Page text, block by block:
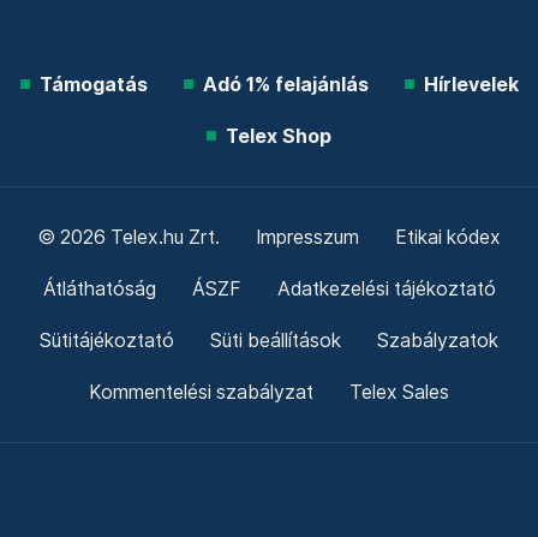
Támogatás Adó 1% felajánlás Hírlevelek
Telex Shop
© 2026 Telex.hu Zrt. Impresszum Etikai kódex
Átláthatóság ÁSZF Adatkezelési tájékoztató
Sütitájékoztató Süti beállítások Szabályzatok
Kommentelési szabályzat Telex Sales